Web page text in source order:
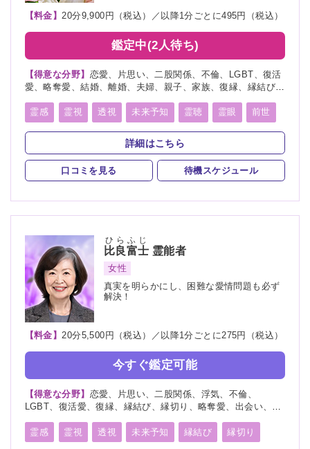
【料金】20分9,900円（税込）／以降1分ごとに495円（税込）
鑑定中(2人待ち)
【得意な分野】 恋愛、片思い、二股関係、不倫、LGBT、復活
愛、略奪愛、結婚、離婚、夫婦、親子、家族、復縁、縁結び、
職、進路、未来、介護、健康、金運、仕事、引越し、開運、故
人、教育、過去、浮気、総合運、運勢、心霊相談、心霊写真
霊感 霊視 透視 未来予知 霊聴 霊眼 前世
言霊 守護霊 死者霊の降霊 縁結び 祈願
波動修正 チャネリング オーラリーディング
チャクラ スピリチュアルカウンセリング オーラ
詳細はこちら
口コミを見る 待機スケジュール
比良富士
ひらふじ
霊能者
女性
真実を明らかにし、困難な愛情問題も必ず
解決！
【料金】20分5,500円（税込）／以降1分ごとに275円（税込）
今すぐ鑑定可能
【得意な分野】 恋愛、片思い、二股関係、浮気、不倫、
LGBT、復活愛、復縁、縁結び、縁切り、略奪愛、出会い、相
間関係、人生相談、健康、ペット、物探し
霊感 霊視 透視 未来予知 縁結び 縁切り